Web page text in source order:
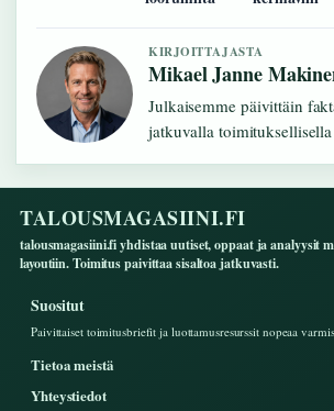
KIRJOITTAJASTA
Mikael Janne
Julkaisemme päivittäin
jatkuvalla
TALOUSMAGASIINI.FI
talousmagasiini.fi yhdistaa uutiset, oppaat ja analyysit
layoutiin. Toimitus paivittaa sisaltoa jatkuvasti.
Suositut
Paivittaiset toimitusbriefit ja luottamusresurssit nopeaa
Tietoa meistä
Yhteystiedot